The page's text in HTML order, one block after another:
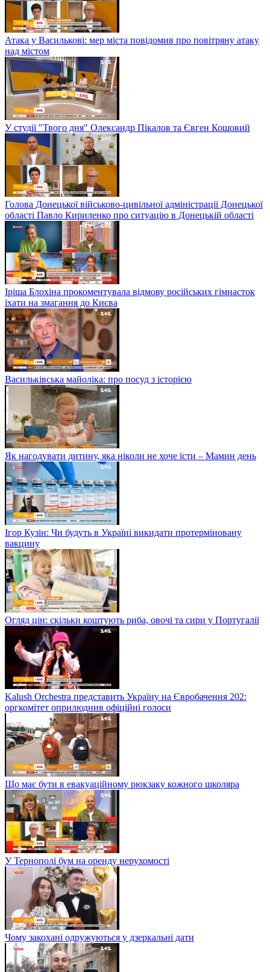
Атака у Василькові: мер міста повідомив про повітряну атаку
над містом
У студії "Твого дня" Олександр Пікалов та Євген Кошовий
Голова Донецької військово-цивільної адміністрації Донецької
області Павло Кириленко про ситуацію в Донецькій області
Іріша Блохіна прокоментувала відмову російських гімнасток
їхати на змагання до Києва
Васильківська майоліка: про посуд з історією
Як нагодувати дитину, яка ніколи не хоче їсти – Мамин день
Ігор Кузін: Чи будуть в Україні викидати протерміновану
вакцину
Огляд цін: скільки коштують риба, овочі та сири у Португалії
Kalush Orchestra представить Україну на Євробачення 202:
оргкомітет оприлюднив офіційні голоси
Що має бути в евакуаційному рюкзаку кожного школяра
У Тернополі бум на оренду нерухомості
Чому закохані одружуються у дзеркальні дати